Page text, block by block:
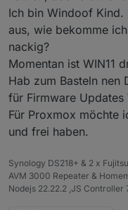
Ich bin Windoof Kind.
aus, wie bekomme
nackig?
Momentan ist WIN11
Hab zum Basteln nen
für Firmware
Für Proxmox möchte
und frei haben.
Synology DS218+ & 2 x
AVM 3000 Repeater &
Nodejs 22.22.2 ,JS Controller